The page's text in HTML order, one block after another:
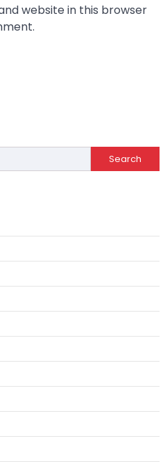
website in this browser
Search